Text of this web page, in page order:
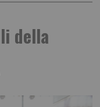
della